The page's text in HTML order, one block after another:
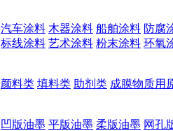
汽车涂料 木器涂料 船舶涂料 防腐
标线涂料 艺术涂料 粉末涂料 环氧
颜料类 填料类 助剂类 成膜物质用
凹版油墨 平版油墨 柔版油墨 网孔